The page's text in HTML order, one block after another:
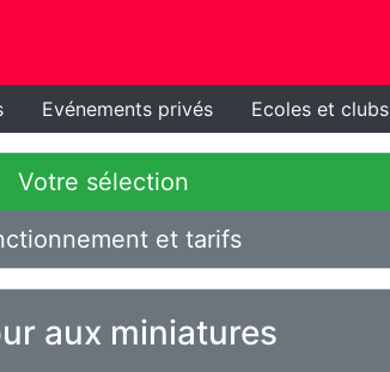
Evénements privés Ecoles et clubs
Votre sélection
et tarifs
aux miniatures